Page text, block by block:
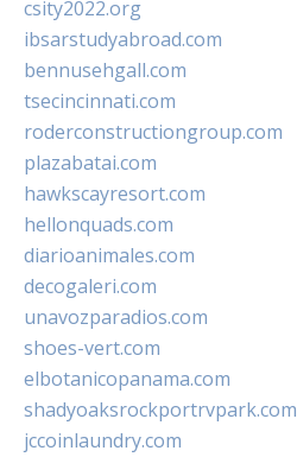
csity2022.org
ibsarstudyabroad.com
bennusehgall.com
tsecincinnati.com
roderconstructiongroup.com
plazabatai.com
hawkscayresort.com
hellonquads.com
diarioanimales.com
decogaleri.com
unavozparadios.com
shoes-vert.com
elbotanicopanama.com
shadyoaksrockportrvpark.com
jccoinlaundry.com